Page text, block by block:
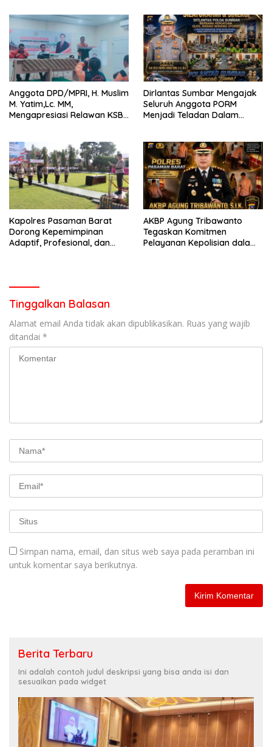
Anggota DPD/MPRI, H. Muslim
M. Yatim,Lc. MM,
Mengapresiasi Relawan KSB
Bencana
Dirlantas Sumbar Mengajak
Seluruh Anggota PORM
Menjadi Teladan Dalam
Perlengkapan Keselamatan
Berkendara
Kapolres Pasaman Barat
Dorong Kepemimpinan
Adaptif, Profesional, dan
AKBP Agung Tribawanto
Tegaskan Komitmen
Pelayanan Kepolisian dalam
Tinggalkan Balasan
Alamat email Anda tidak akan dipublikasikan. Ruas yang wajib
ditandai *
Simpan nama, email, dan situs web saya pada peramban ini
untuk komentar saya berikutnya.
Berita Terbaru
Ini adalah contoh judul deskripsi yang bisa anda isi dan
sesuaikan pada widget